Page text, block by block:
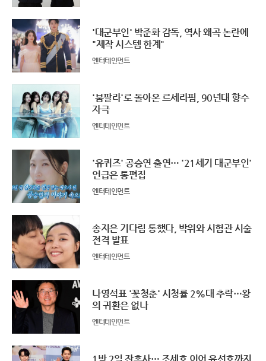
'대군부인' 박준화 감독, 역사 왜곡 논란에
"제작 시스템 한계"
엔터테인먼트
'붐팔라'로 돌아온 르세라핌, 90년대 향수
자극
엔터테인먼트
'유퀴즈' 공승연 출연… '21세기 대군부인'
언급은 통편집
엔터테인먼트
송지은 기다림 통했다, 박위와 시험관 시술
전격 발표
엔터테인먼트
나영석표 '꽃청춘' 시청률 2%대 추락…왕
의 귀환은 없나
엔터테인먼트
1박 2일 잔혹사… 조세호 이어 유선호까지